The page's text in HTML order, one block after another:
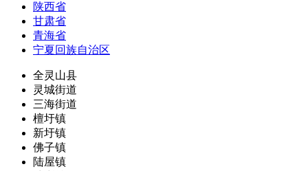
陕西省
甘肃省
青海省
宁夏回族自治区
全灵山县
灵城街道
三海街道
檀圩镇
新圩镇
佛子镇
陆屋镇